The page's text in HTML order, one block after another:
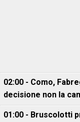
02:00 - Como,
decisione non la
01:00 - Bruscolotti